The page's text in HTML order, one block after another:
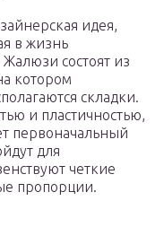
идея,
в жизнь
состоят из
котором
складки.
и пластичностью,
первоначальный
для
четкие
пропорции.